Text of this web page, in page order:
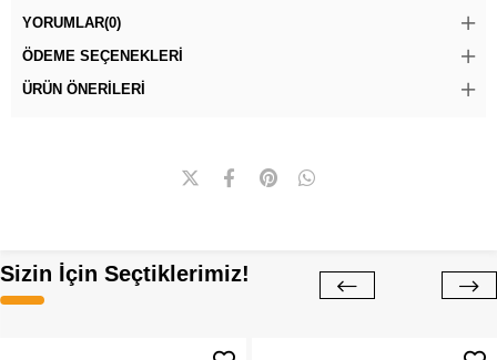
YORUMLAR(0)
ÖDEME SEÇENEKLERI
ÜRÜN ÖNERILERI
Sizin İçin Seçtiklerimiz!